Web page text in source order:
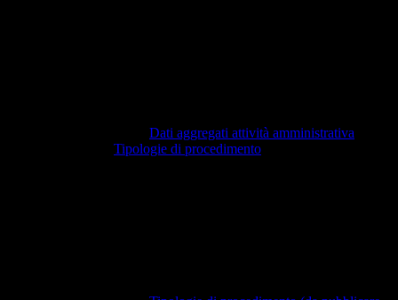
Dati aggregati attività amministrativa
Tipologie di procedimento